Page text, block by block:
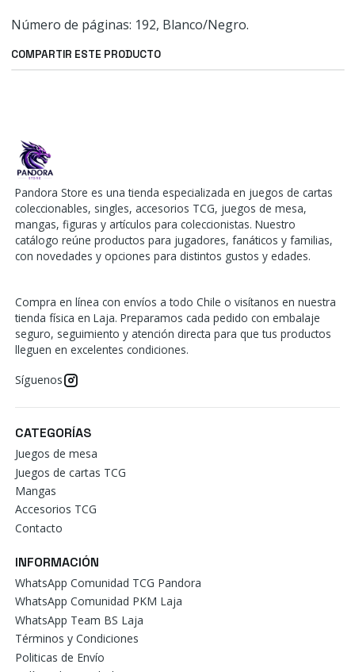
Número de páginas: 192, Blanco/Negro.
COMPARTIR ESTE PRODUCTO
Pandora Store es una tienda especializada en juegos de cartas
coleccionables, singles, accesorios TCG, juegos de mesa,
mangas, figuras y artículos para coleccionistas. Nuestro
catálogo reúne productos para jugadores, fanáticos y familias,
con novedades y opciones para distintos gustos y edades.
Compra en línea con envíos a todo Chile o visítanos en nuestra
tienda física en Laja. Preparamos cada pedido con embalaje
seguro, seguimiento y atención directa para que tus productos
lleguen en excelentes condiciones.
Síguenos
CATEGORÍAS
Juegos de mesa
Juegos de cartas TCG
Mangas
Accesorios TCG
Contacto
INFORMACIÓN
WhatsApp Comunidad TCG Pandora
WhatsApp Comunidad PKM Laja
WhatsApp Team BS Laja
Términos y Condiciones
Politicas de Envío